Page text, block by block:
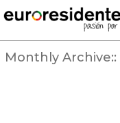
Monthly Archive::